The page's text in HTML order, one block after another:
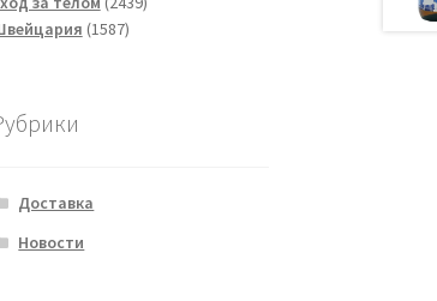
15871587
Доставка
Новости